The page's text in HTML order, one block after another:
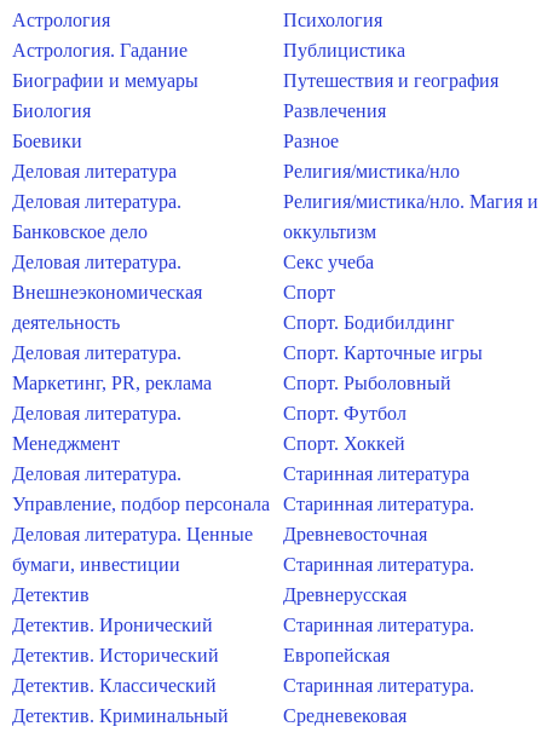
Астрология
Астрология. Гадание
Биографии и мемуары
Биология
Боевики
Деловая литература
Деловая литература.
Банковское дело
Деловая литература.
Внешнеэкономическая
деятельность
Деловая литература.
Маркетинг, PR, реклама
Деловая литература.
Менеджмент
Деловая литература.
Управление, подбор персонала
Деловая литература. Ценные
бумаги, инвестиции
Детектив
Детектив. Иронический
Детектив. Исторический
Детектив. Классический
Детектив. Криминальный
Психология
Публицистика
Путешествия и география
Развлечения
Разное
Религия/мистика/нло
Религия/мистика/нло. Магия и
оккультизм
Секс учеба
Спорт
Спорт. Бодибилдинг
Спорт. Карточные игры
Спорт. Рыболовный
Спорт. Футбол
Спорт. Хоккей
Старинная литература
Старинная литература.
Древневосточная
Старинная литература.
Древнерусская
Старинная литература.
Европейская
Старинная литература.
Средневековая